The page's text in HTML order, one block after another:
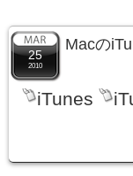
25
2010
Macの
iTunes